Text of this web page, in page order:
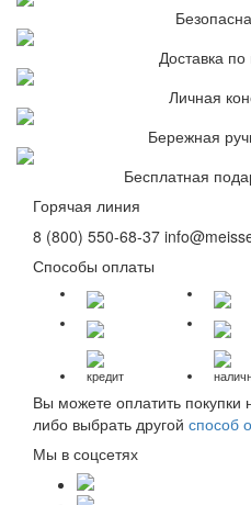
Доставка
Личная
Бережная
Бесплатная
Горячая линия
8 (800) 550-68-37
Способы оплаты
кредит
Вы можете оплатить
либо выбрать другой способ
Мы в соцсетях